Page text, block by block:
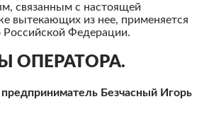
связанным с настоящей
вытекающих из нее, применяется
Российской Федерации.
ОПЕРАТОРА.
Безчасный Игорь